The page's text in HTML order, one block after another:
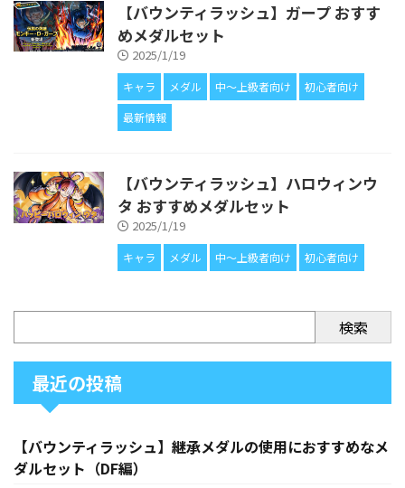
【バウンティラッシュ】ガープ おすす
めメダルセット
2025/1/19
キャラ メダル 中〜上級者向け
初心者向け
最新情報
【バウンティラッシュ】ハロウィンウ
タ おすすめメダルセット
2025/1/19
キャラ メダル 中〜上級者向け 初心者向け
検索
最近の投稿
【バウンティラッシュ】継承メダルの使用におすすめなメ
ダルセット（DF編）